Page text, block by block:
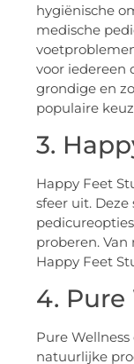
hygiënische
medische
voor iedereen
grondige en
populaire
3.
Happy Feet
sfeer uit.
proberen.
Happy Feet
4. Pure
Pure
natuurlijke